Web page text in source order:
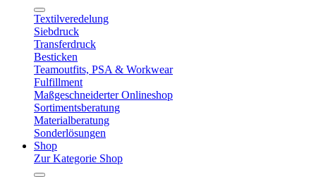
Textilveredelung
Siebdruck
Transferdruck
Besticken
Teamoutfits, PSA & Workwear
Fulfillment
Maßgeschneiderter Onlineshop
Sortimentsberatung
Materialberatung
Sonderlösungen
Shop
Zur Kategorie Shop